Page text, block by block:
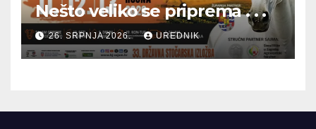
Nešto veliko se priprema . . .
26. SRPNJA 2026. UREDNIK